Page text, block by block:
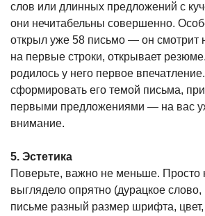
слов или длинных предложений с
они нечитабельны совершенно.
открыл уже 58 письмо — он смотрит
на первые строки, открывает
родилось у него первое
сформировать его темой письма,
первыми предложениями — на вас
внимание.
5. Эстетика
Поверьте, важно не меньше. Просто
выглядело опрятно (дурацкое
письме разный размер шрифта, цвет,